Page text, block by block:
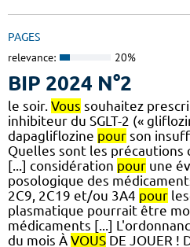
PAGES
relevance: 20%
BIP 2024 N°2
le soir. Vous souhaitez
inhibiteur du SGLT-2 («
dapagliflozine pour son
Quelles sont les précautions
[...] considération pour une
posologique des
2C9, 2C19 et/ou 3A4 pour
plasmatique pourrait être
médicaments [...]
du mois À VOUS DE JOUER !